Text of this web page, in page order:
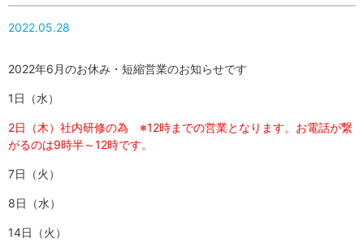
2022.05.28
2022年6月のお休み・短縮営業のお知らせです
1日（水）
2日（木）社内研修の為 ※12時までの営業となります。お電話が繋
がるのは9時半～12時です。
7日（火）
8日（水）
14日（火）